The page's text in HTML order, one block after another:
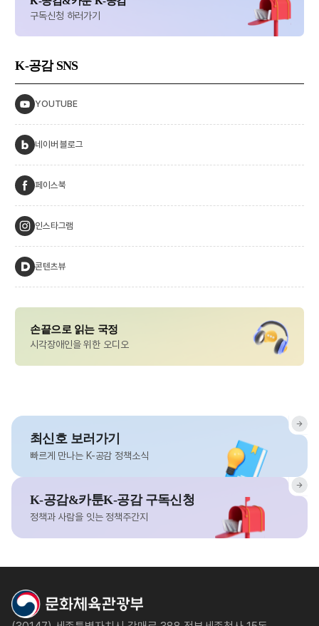
구독신청 하러가기
K-공감 SNS
YOUTUBE
네이버 블로그
페이스북
인스타그램
콘텐츠뷰
손끝으로 읽는 국정
시각장애인을 위한 오디오
최신호 보러가기
빠르게 만나는 K-공감 정책소식
K-공감&카툰K-공감 구독신청
정책과 사람을 잇는 정책주간지